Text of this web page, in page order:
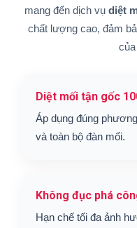
mang đến dịch vụ diệt
chất lượng cao, đảm
Diệt mối tận gốc
Áp dụng đúng
và toàn bộ đàn mối.
Không đục phá
Hạn chế tối đa ảnh